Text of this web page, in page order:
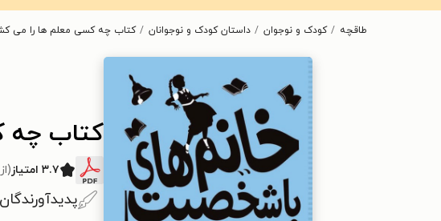
طاقچه کودک و نوجوان داستان کودک و نوجوانان کتاب چه کسی معلم ها را می
کتاب چه
۳.۷ امتیاز (از ۳ رأی)